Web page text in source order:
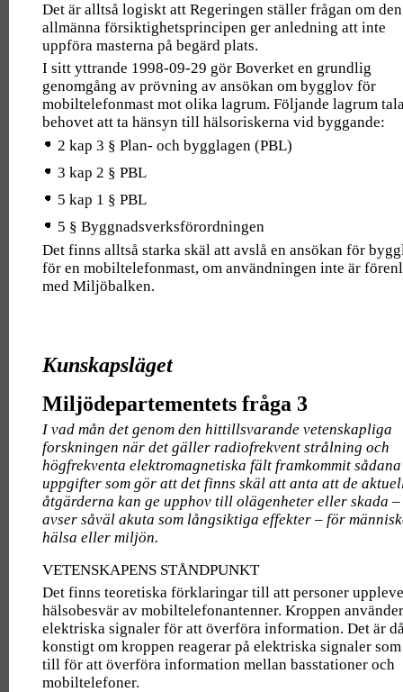
Det är alltså logiskt att Regeringen ställer frågan om den
allmänna försiktighetsprincipen ger anledning att inte
uppföra masterna på begärd plats.
I sitt yttrande 1998-09-29 gör Boverket en grundlig
genomgång av prövning av ansökan om bygglov för
mobiltelefonmast mot olika lagrum. Följande lagrum
behovet att ta hänsyn till hälsoriskerna vid byggande:
2 kap 3 § Plan- och bygglagen (PBL)
3 kap 2 § PBL
5 kap 1 § PBL
5 § Byggnadsverksförordningen
Det finns alltså starka skäl att avslå en ansökan för
för en mobiltelefonmast, om användningen inte är
med Miljöbalken.
Kunskapsläget
Miljödepartementets fråga 3
I vad mån det genom den hittillsvarande vetenskapliga
forskningen när det gäller radiofrekvent strålning och
högfrekventa elektromagnetiska fält framkommit sådana
uppgifter som gör att det finns skäl att anta att de
åtgärderna kan ge upphov till olägenheter eller skada –
avser såväl akuta som långsiktiga effekter – för
hälsa eller miljön.
VETENSKAPENS STÅNDPUNKT
Det finns teoretiska förklaringar till att personer
hälsobesvär av mobiltelefonantenner. Kroppen använder
elektriska signaler för att överföra information. Det är
konstigt om kroppen reagerar på elektriska signaler
till för att överföra information mellan basstationer och
mobiltelefoner.